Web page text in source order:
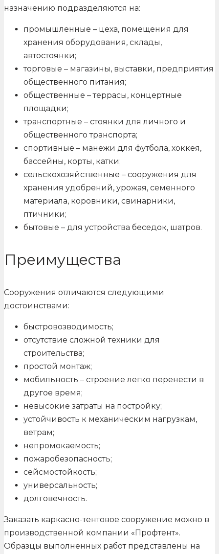
назначению подразделяются на:
промышленные – цеха, помещения для
хранения оборудования, склады,
автостоянки;
торговые – магазины, выставки, предприятия
общественного питания;
общественные – террасы, концертные
площадки;
транспортные – стоянки для личного и
общественного транспорта;
спортивные – манежи для футбола, хоккея,
бассейны, корты, катки;
сельскохозяйственные – сооружения для
хранения удобрений, урожая, семенного
материала, коровники, свинарники,
птичники;
бытовые – для устройства беседок, шатров.
Преимущества
Сооружения отличаются следующими
достоинствами:
быстровозводимость;
отсутствие сложной техники для
строительства;
простой монтаж;
мобильность – строение легко перенести в
другое время;
невысокие затраты на постройку;
устойчивость к механическим нагрузкам,
ветрам;
непромокаемость;
пожаробезопасность;
сейсмостойкость;
универсальность;
долговечность.
Заказать каркасно-тентовое сооружение можно в
производственной компании «Профтент».
Образцы выполненных работ представлены на